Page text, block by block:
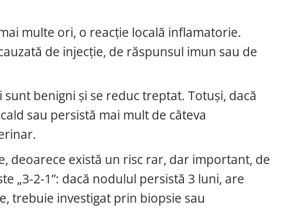
multe ori, o reacție locală inflamatorie.
de injecție, de răspunsul imun sau de
benigni și se reduc treptat. Totuși, dacă
sau persistă mai mult de câteva
deoarece există un risc rar, dar important, de
„3-2-1”: dacă nodulul persistă 3 luni, are
trebuie investigat prin biopsie sau